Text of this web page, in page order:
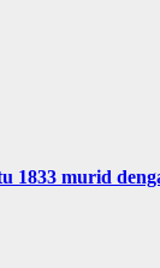
1833 murid